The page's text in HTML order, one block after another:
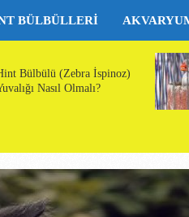
BÜLBÜLLERI
Bülbülü (Zebra İspinoz)
Nasıl Olmalı?